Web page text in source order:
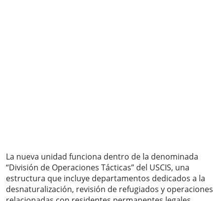
La nueva unidad funciona dentro de la denominada
“División de Operaciones Tácticas” del USCIS, una
estructura que incluye departamentos dedicados a la
desnaturalización, revisión de refugiados y operaciones